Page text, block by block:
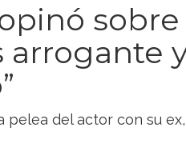
arrogante
del actor con su ex,